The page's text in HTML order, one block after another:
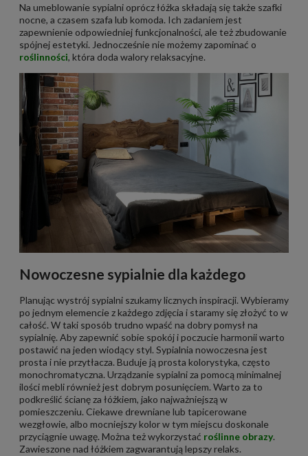
Na umeblowanie sypialni oprócz łóżka składają się także szafki
nocne, a czasem szafa lub komoda. Ich zadaniem jest
zapewnienie odpowiedniej funkcjonalności, ale też zbudowanie
spójnej estetyki. Jednocześnie nie możemy zapominać o
roślinności, która doda walory relaksacyjne.
Nowoczesne sypialnie dla każdego
Planując wystrój sypialni szukamy licznych inspiracji. Wybieramy
po jednym elemencie z każdego zdjęcia i staramy się złożyć to w
całość. W taki sposób trudno wpaść na dobry pomysł na
sypialnię. Aby zapewnić sobie spokój i poczucie harmonii warto
postawić na jeden wiodący styl. Sypialnia nowoczesna jest
prosta i nie przytłacza. Buduje ją prosta kolorystyka, często
monochromatyczna. Urządzanie sypialni za pomocą minimalnej
ilości mebli również jest dobrym posunięciem. Warto za to
podkreślić ścianę za łóżkiem, jako najważniejszą w
pomieszczeniu. Ciekawe drewniane lub tapicerowane
wezgłowie, albo mocniejszy kolor w tym miejscu doskonale
przyciągnie uwagę. Można też wykorzystać roślinne obrazy.
Zawieszone nad łóżkiem zagwarantują lepszy relaks.